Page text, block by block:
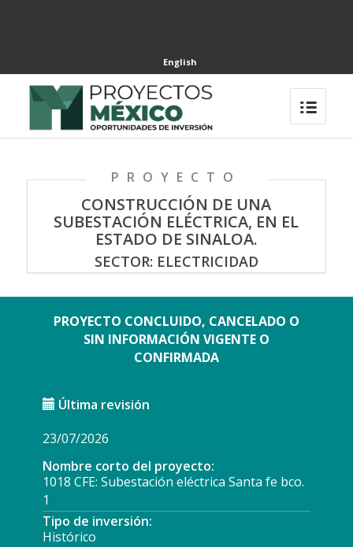
English
PROYECTO
CONSTRUCCIÓN DE UNA
SUBESTACIÓN ELÉCTRICA, EN EL
ESTADO DE SINALOA.
SECTOR: ELECTRICIDAD
PROYECTO CONCLUIDO, CANCELADO O
SIN INFORMACIÓN VIGENTE O
CONFIRMADA
Última revisión
23/07/2026
Nombre corto del proyecto:
1018 CFE: Subestación eléctrica Santa fe bco.
1
Tipo de inversión:
Histórico